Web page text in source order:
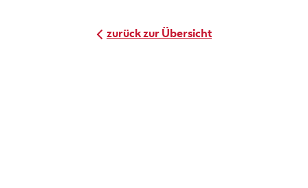
zurück zur Übersicht